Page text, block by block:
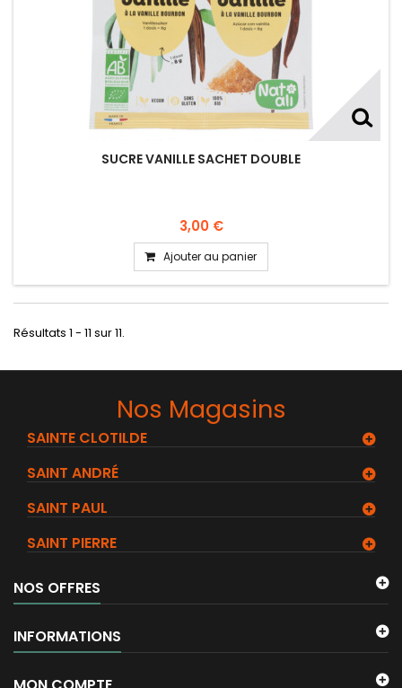
SUCRE VANILLE SACHET DOUBLE
3,00 €
Ajouter au panier
Résultats 1 - 11 sur 11.
Nos Magasins
SAINTE CLOTILDE
SAINT ANDRÉ
SAINT PAUL
SAINT PIERRE
NOS OFFRES
INFORMATIONS